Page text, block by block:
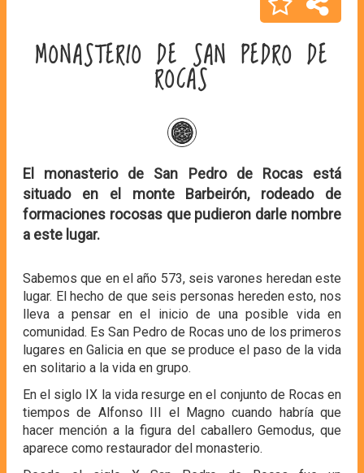
MONASTERIO DE SAN PEDRO DE
ROCAS
El monasterio de San Pedro de Rocas está
situado en el monte Barbeirón, rodeado de
formaciones rocosas que pudieron darle nombre
a este lugar.
Sabemos que en el año 573, seis varones heredan este
lugar. El hecho de que seis personas hereden esto, nos
lleva a pensar en el inicio de una posible vida en
comunidad. Es San Pedro de Rocas uno de los primeros
lugares en Galicia en que se produce el paso de la vida
en solitario a la vida en grupo.
En el siglo IX la vida resurge en el conjunto de Rocas en
tiempos de Alfonso III el Magno cuando habría que
hacer mención a la figura del caballero Gemodus, que
aparece como restaurador del monasterio.